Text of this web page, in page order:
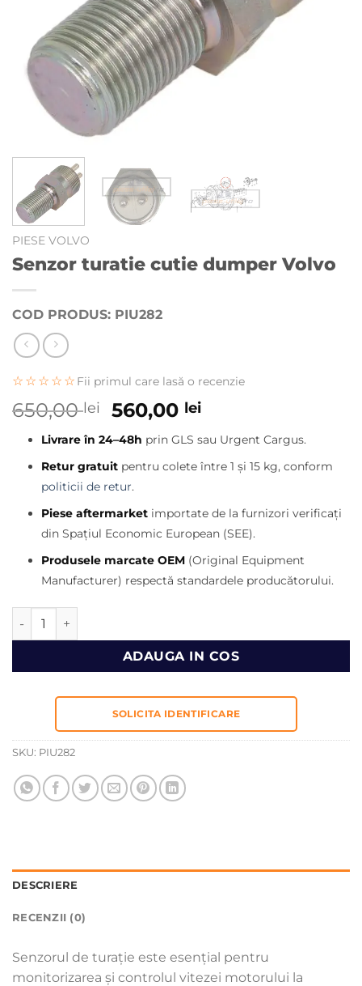
PIESE VOLVO
Senzor turatie cutie dumper Volvo
COD PRODUS: PIU282
☆☆☆☆☆ Fii primul care lasă o recenzie
650,00lei
Prețul
inițial
a
fost:
650,00 lei.
560,00 leiPrețul
este:
560,00 lei.
Livrare în 24–48h prin GLS sau Urgent Cargus.
Retur gratuit pentru colete între 1 și 15 kg, conform
politicii de retur.
Piese aftermarket importate de la furnizori verificați
din Spațiul Economic European (SEE).
Produsele marcate OEM (Original Equipment
Manufacturer) respectă standardele producătorului.
Cantitate Senzor turatie cutie dumper Volvo
ADAUGA IN COS
SOLICITA IDENTIFICARE
SKU: PIU282
DESCRIERE
RECENZII (0)
Senzorul de turație este esențial pentru
monitorizarea și controlul vitezei motorului la